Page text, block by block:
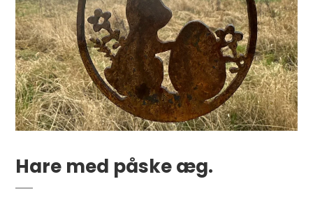
Hare med påske æg.